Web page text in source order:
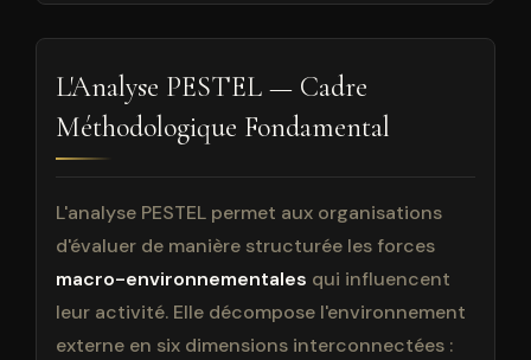
L'Analyse PESTEL — Cadre
Méthodologique Fondamental
L'analyse PESTEL permet aux organisations
d'évaluer de manière structurée les forces
macro-environnementales qui influencent
leur activité. Elle décompose l'environnement
externe en six dimensions interconnectées :